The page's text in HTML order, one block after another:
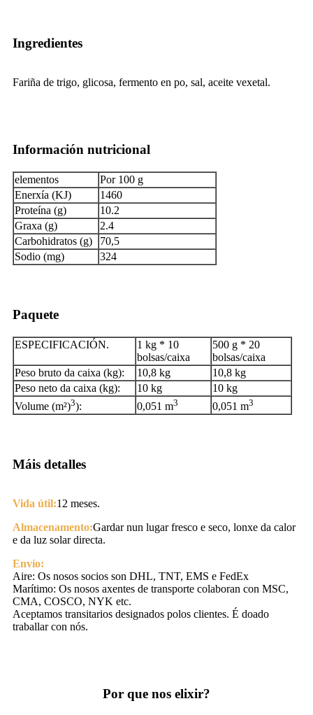
Ingredientes
Fariña de trigo, glicosa, fermento en po, sal, aceite vexetal.
Información nutricional
elementos
Por 100 g
Enerxía (KJ)
1460
Proteína (g)
10.2
Graxa (g)
2.4
Carbohidratos (g)
70,5
Sodio (mg)
324
Paquete
ESPECIFICACIÓN.
1 kg * 10
bolsas/caixa
500 g * 20
bolsas/caixa
Peso bruto da caixa (kg):
10,8 kg
10,8 kg
Peso neto da caixa (kg):
10 kg
10 kg
Volume (m²)3): 0,051 m3 0,051 m3
Máis detalles
Vida útil:12 meses.
Almacenamento:Gardar nun lugar fresco e seco, lonxe da calor
e da luz solar directa.
Envío:
Aire: Os nosos socios son DHL, TNT, EMS e FedEx
Marítimo: Os nosos axentes de transporte colaboran con MSC,
CMA, COSCO, NYK etc.
Aceptamos transitarios designados polos clientes. É doado
traballar con nós.
Por que nos elixir?